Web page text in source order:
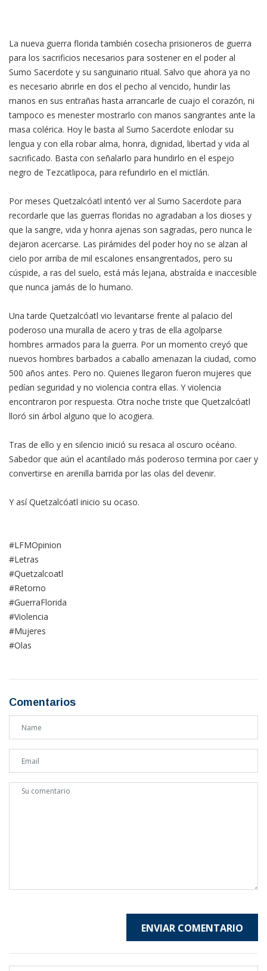
La nueva guerra florida también cosecha prisioneros de guerra
para los sacrificios necesarios para sostener en el poder al
Sumo Sacerdote y su sanguinario ritual. Salvo que ahora ya no
es necesario abrirle en dos el pecho al vencido, hundir las
manos en sus entrañas hasta arrancarle de cuajo el corazón, ni
tampoco es menester mostrarlo con manos sangrantes ante la
masa colérica. Hoy le basta al Sumo Sacerdote enlodar su
lengua y con ella robar alma, honra, dignidad, libertad y vida al
sacrificado. Basta con señalarlo para hundirlo en el espejo
negro de Tezcatlipoca, para refundirlo en el mictlán.
Por meses Quetzalcóatl intentó ver al Sumo Sacerdote para
recordarle que las guerras floridas no agradaban a los dioses y
que la sangre, vida y honra ajenas son sagradas, pero nunca le
dejaron acercarse. Las pirámides del poder hoy no se alzan al
cielo por arriba de mil escalones ensangrentados, pero su
cúspide, a ras del suelo, está más lejana, abstraída e inaccesible
que nunca jamás de lo humano.
Una tarde Quetzalcóatl vio levantarse frente al palacio del
poderoso una muralla de acero y tras de ella agolparse
hombres armados para la guerra. Por un momento creyó que
nuevos hombres barbados a caballo amenazan la ciudad, como
500 años antes. Pero no. Quienes llegaron fueron mujeres que
pedían seguridad y no violencia contra ellas. Y violencia
encontraron por respuesta. Otra noche triste que Quetzalcóatl
lloró sin árbol alguno que lo acogiera.
Tras de ello y en silencio inició su resaca al oscuro océano.
Sabedor que aún el acantilado más poderoso termina por caer y
convertirse en arenilla barrida por las olas del devenir.
Y así Quetzalcóatl inicio su ocaso.
#LFMOpinion
#Letras
#Quetzalcoatl
#Retorno
#GuerraFlorida
#Violencia
#Mujeres
#Olas
Comentarios
ENVIAR COMENTARIO